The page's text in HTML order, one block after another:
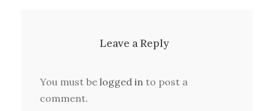
Leave a Reply
You must be logged in to post a
comment.